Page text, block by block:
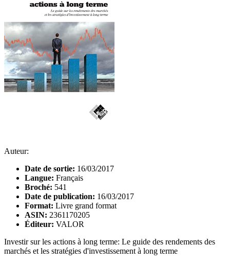
Auteur:
Date de sortie: 16/03/2017
Langue: Français
Broché: 541
Date de publication: 16/03/2017
Format: Livre grand format
ASIN: 2361170205
Éditeur: VALOR
Investir sur les actions à long terme: Le guide des rendements des
marchés et les stratégies d'investissement à long terme